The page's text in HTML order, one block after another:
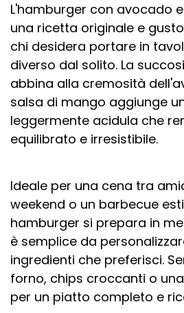
L'hamburger con avocado
una ricetta originale e
chi desidera portare in
diverso dal solito. La
abbina alla cremosità
salsa di mango aggiunge
leggermente acidula che
equilibrato e irresistibile.
Ideale per una cena tra
weekend o un barbecue
hamburger si prepara in
è semplice da
ingredienti che preferisci.
forno, chips croccanti o
per un piatto completo e